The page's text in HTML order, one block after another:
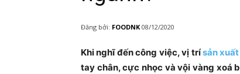
Đăng bởi: FOODNK 08/12/2020
Khi nghĩ đến công việc, vị trísản xuất
tay chân, cực nhọc và vội vàng xoá